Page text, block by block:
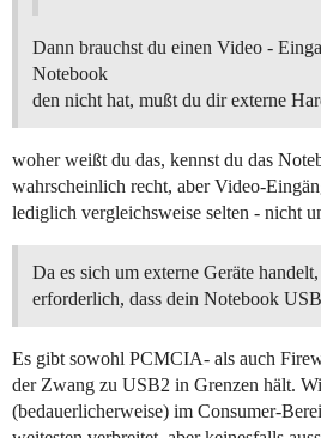
Dann brauchst du einen Video -
Notebook
den nicht hat, mußt du dir externe
woher weißt du das, kennst du das
wahrscheinlich recht, aber Video-
lediglich vergleichsweise selten - nicht
Da es sich um externe Geräte
erforderlich, dass dein Notebook
Es gibt sowohl PCMCIA- als auch
der Zwang zu USB2 in Grenzen hält.
(bedauerlicherweise) im Consumer-